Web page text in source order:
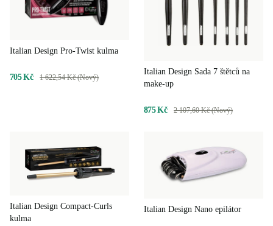
Italian Design Pro-Twist kulma
705 Kč 1 622,54 Kč (Nový)
Italian Design Sada 7 štětců na
make-up
875 Kč 2 107,60 Kč (Nový)
Italian Design Compact-Curls
kulma
Italian Design Nano epilátor